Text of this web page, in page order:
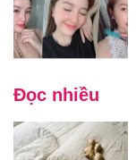
Đọc nhiều